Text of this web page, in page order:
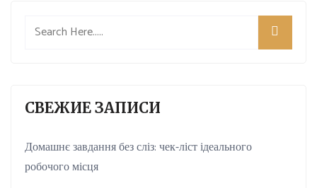
СВЕЖИЕ ЗАПИСИ
Домашнє завдання без сліз: чек-ліст ідеального
робочого місця